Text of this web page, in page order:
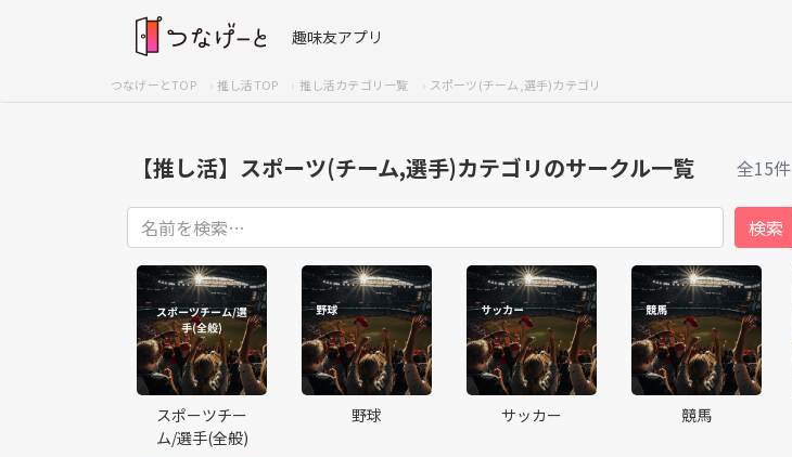
趣味友アプリ
つなげーとTOP 推し活TOP 推し活カテゴリ一覧 スポーツ(チーム,選手)カテゴリ
【推し活】スポーツ(チーム,選手)カテゴリのサークル一覧 全15件
スポーツチー
ム/選手(全般)
野球 サッカー 競馬